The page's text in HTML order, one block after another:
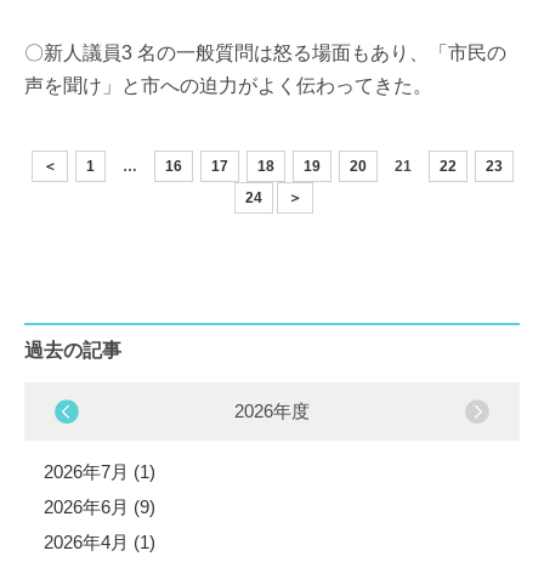
〇新人議員3 名の一般質問は怒る場面もあり、「市民の
声を聞け」と市への迫力がよく伝わってきた。
＜ 1 … 16 17 18 19 20 21 22
23
24
＞
過去の記事
2026年度
2026年7月 (1)
2026年6月 (9)
2026年4月 (1)